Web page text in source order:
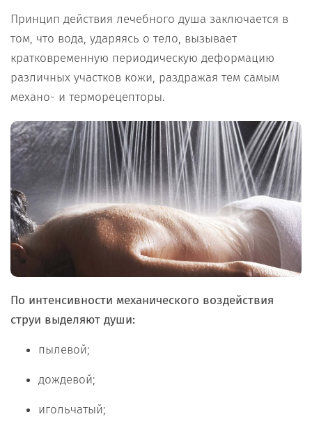
Принцип действия лечебного душа заключается в
том, что вода, ударяясь о тело, вызывает
кратковременную периодическую деформацию
различных участков кожи, раздражая тем самым
механо- и терморецепторы.
По интенсивности механического воздействия
струи выделяют души:
пылевой;
дождевой;
игольчатый;